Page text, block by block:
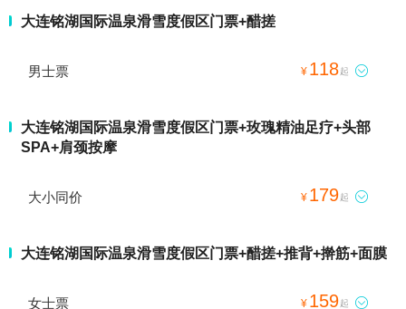
大连铭湖国际温泉滑雪度假区门票+醋搓
男士票 ¥ 118起 
大连铭湖国际温泉滑雪度假区门票+玫瑰精油足疗+头部
SPA+肩颈按摩
大小同价 ¥ 179起 
大连铭湖国际温泉滑雪度假区门票+醋搓+推背+擀筋+面膜
女士票 ¥ 159起 